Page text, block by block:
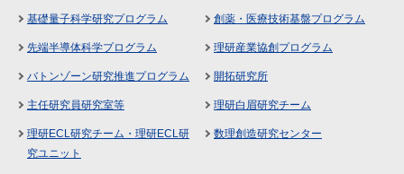
基礎量子科学研究プログラム 創薬・医療技術基盤プログラム
先端半導体科学プログラム 理研産業協創プログラム
バトンゾーン研究推進プログラム 開拓研究所
主任研究員研究室等 理研白眉研究チーム
理研ECL研究チーム・理研ECL研
究ユニット
数理創造研究センター